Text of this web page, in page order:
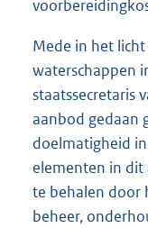
Mede in het
waterschappen
staatssecretaris
aanbod gedaan
doelmatigheid
elementen in
te behalen door
beheer,